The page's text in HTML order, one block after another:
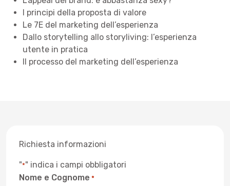
I principi della proposta di valore
Le 7E del marketing dell’esperienza
Dallo storytelling allo storyliving: l’esperienza
utente in pratica
Il processo del marketing dell’esperienza
Richiesta informazioni
"*" indica i campi obbligatori
Nome e Cognome *